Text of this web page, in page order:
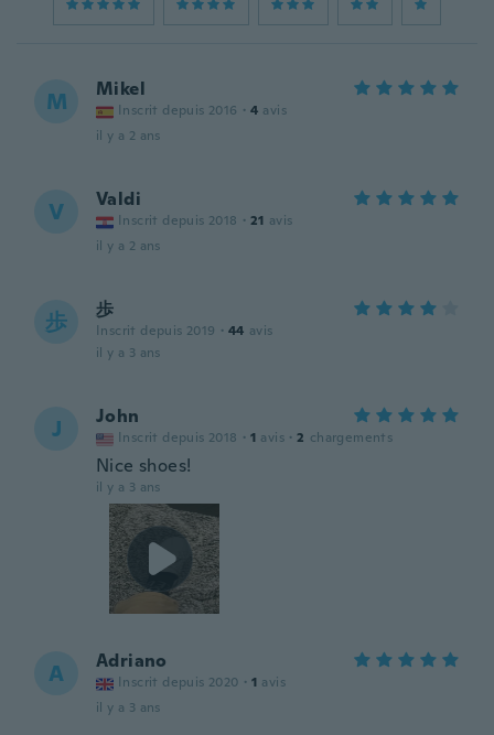
M Mikel
Inscrit depuis 2016 · 4 avis
il y a 2 ans
V Valdi
Inscrit depuis 2018 · 21 avis
il y a 2 ans
歩 歩
Inscrit depuis 2019 · 44 avis
il y a 3 ans
J John
Inscrit depuis 2018 · 1 avis · 2 chargements
Nice shoes!
il y a 3 ans
A Adriano
Inscrit depuis 2020 · 1 avis
il y a 3 ans